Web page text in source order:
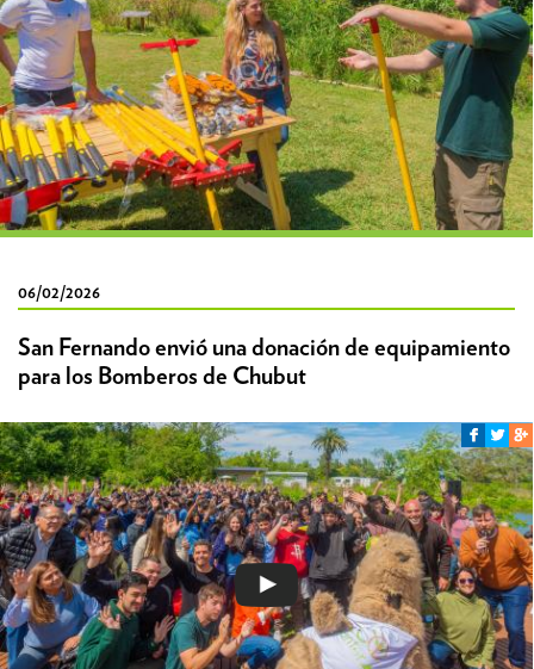
06/02/2026
San Fernando envió una donación de equipamiento
para los Bomberos de Chubut